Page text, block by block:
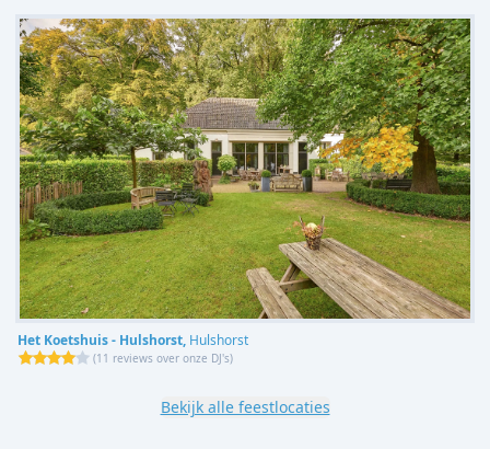
Het Koetshuis - Hulshorst, Hulshorst
(11 reviews over onze DJ's)
Bekijk alle feestlocaties